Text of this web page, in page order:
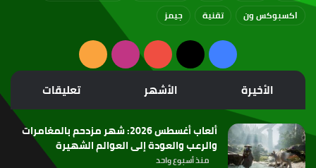
اكسبوكس ون
تقنية جيمز
فيسبوك
‫X
‫YouTubeانستقرامملخص
الموقع
RSS
الأخيرة الأشهر تعليقات
ألعاب أغسطس 2026: شهر مزدحم بالمغامرات
والرعب والعودة إلى العوالم الشهيرة
منذ أسبوع واحد